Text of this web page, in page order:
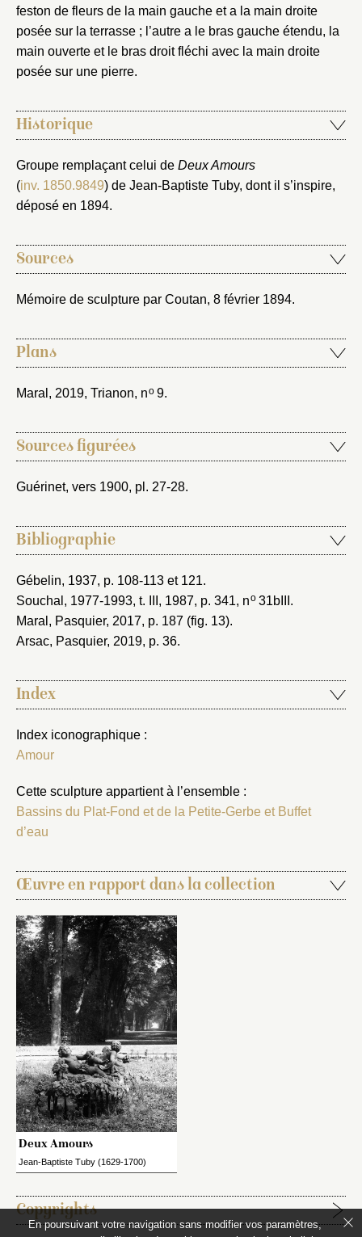
feston de fleurs de la main gauche et a la main droite
posée sur la terrasse ; l’autre a le bras gauche étendu, la
main ouverte et le bras droit fléchi avec la main droite
posée sur une pierre.
Historique
Groupe remplaçant celui de Deux Amours
(inv. 1850.9849) de Jean-Baptiste Tuby, dont il s’inspire,
déposé en 1894.
Sources
Mémoire de sculpture par Coutan, 8 février 1894.
Plans
Maral, 2019, Trianon, no9.
Sources figurées
Guérinet, vers 1900, pl. 27-28.
Bibliographie
Gébelin, 1937, p. 108-113 et 121.
Souchal, 1977-1993, t. III, 1987, p. 341, no31bIII.
Maral, Pasquier, 2017, p. 187 (fig. 13).
Arsac, Pasquier, 2019, p. 36.
Index
Index iconographique :
Amour
Cette sculpture appartient à l’ensemble :
Bassins du Plat-Fond et de la Petite-Gerbe et Buffet
d’eau
Œuvre en rapport dans la collection
Deux Amours
Jean-Baptiste Tuby (1629-1700)
Copyrights
Valider
Nouveau dossier
Créer et ajouter
Mot de passe
Envoyer
Vous n'êtes pas encore inscrit ?Créer un compte
Vous avez oublié votre mot de passe ?
Cliquez ici
En poursuivant votre navigation sans modifier vos paramètres,